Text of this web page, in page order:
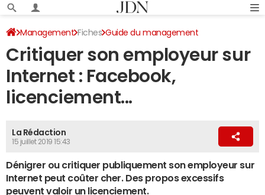
Management Fiches Guide du management
Droits numériques du salarié
Critiquer son employeur sur
Internet : Facebook,
licenciement...
La Rédaction
15 juillet 2019 15:43
Dénigrer ou critiquer publiquement son employeur sur
Internet peut coûter cher. Des propos excessifs
peuvent valoir un licenciement.